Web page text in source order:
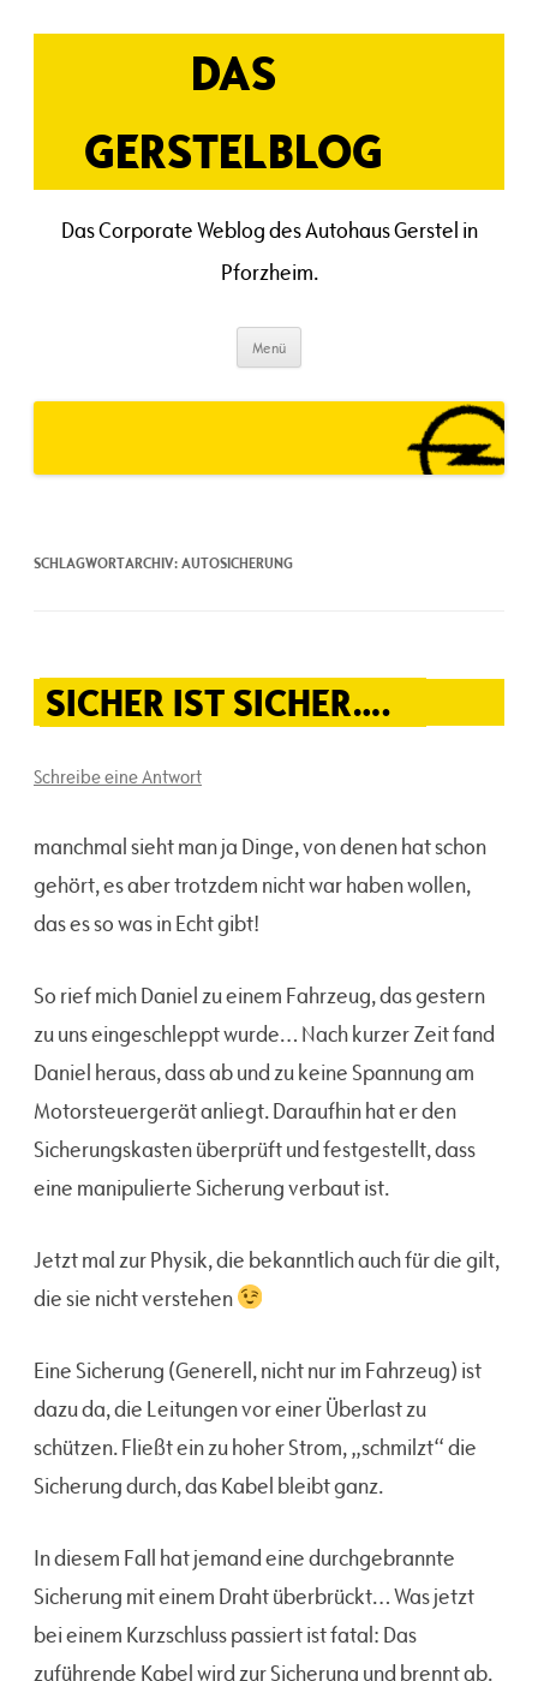
Inhalt
DAS
GERSTELBLOG
Das Corporate Weblog des Autohaus Gerstel in
Pforzheim.
Menü
SCHLAGWORTARCHIV:AUTOSICHERUNG
SICHER IST SICHER….
Schreibe eine Antwort
manchmal sieht man ja Dinge, von denen hat schon
gehört, es aber trotzdem nicht war haben wollen,
das es so was in Echt gibt!
So rief mich Daniel zu einem Fahrzeug, das gestern
zu uns eingeschleppt wurde… Nach kurzer Zeit fand
Daniel heraus, dass ab und zu keine Spannung am
Motorsteuergerät anliegt. Daraufhin hat er den
Sicherungskasten überprüft und festgestellt, dass
eine manipulierte Sicherung verbaut ist.
Jetzt mal zur Physik, die bekanntlich auch für die gilt,
die sie nicht verstehen
Eine Sicherung (Generell, nicht nur im Fahrzeug) ist
dazu da, die Leitungen vor einer Überlast zu
schützen. Fließt ein zu hoher Strom, „schmilzt“ die
Sicherung durch, das Kabel bleibt ganz.
In diesem Fall hat jemand eine durchgebrannte
Sicherung mit einem Draht überbrückt… Was jetzt
bei einem Kurzschluss passiert ist fatal: Das
zuführende Kabel wird zur Sicherung und brennt ab.